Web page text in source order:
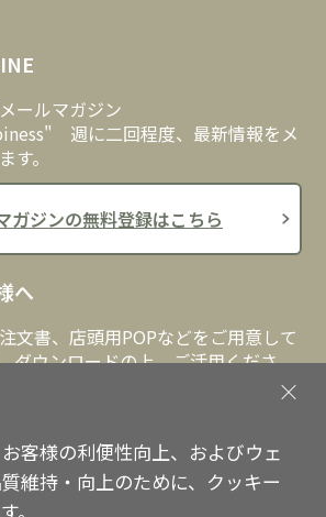
リシー
ールマガジン
週に二回程度、最新情報をメ
す。
ガジンの無料登録はこちら
へ
文書、店頭用POPなどをご用意して
ダウンロードの上、ご活用くださ
書店ご担当者様へ
客様の利便性向上、およびウェ
維持・向上のために、クッキー
。